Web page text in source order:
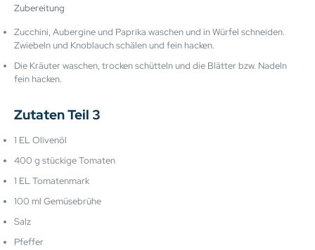
Zubereitung
Zucchini, Aubergine und Paprika waschen und in Würfel schneiden.
Zwiebeln und Knoblauch schälen und fein hacken.
Die Kräuter waschen, trocken schütteln und die Blätter bzw. Nadeln
fein hacken.
Zutaten Teil 3
1 EL Olivenöl
400 g stückige Tomaten
1 EL Tomatenmark
100 ml Gemüsebrühe
Salz
Pfeffer